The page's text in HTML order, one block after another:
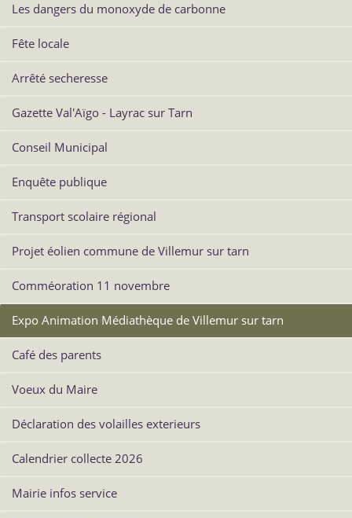
Les dangers du monoxyde de carbonne
Fête locale
Arrêté secheresse
Gazette Val'Aïgo - Layrac sur Tarn
Conseil Municipal
Enquête publique
Transport scolaire régional
Projet éolien commune de Villemur sur tarn
Comméoration 11 novembre
Expo Animation Médiathèque de Villemur sur tarn
Café des parents
Voeux du Maire
Déclaration des volailles exterieurs
Calendrier collecte 2026
Mairie infos service